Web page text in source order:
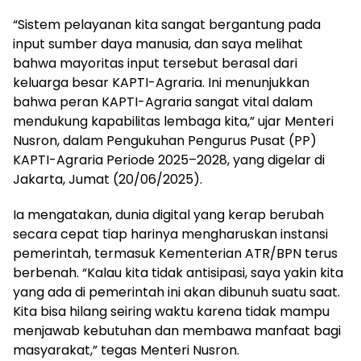
“Sistem pelayanan kita sangat bergantung pada
input sumber daya manusia, dan saya melihat
bahwa mayoritas input tersebut berasal dari
keluarga besar KAPTI-Agraria. Ini menunjukkan
bahwa peran KAPTI-Agraria sangat vital dalam
mendukung kapabilitas lembaga kita,” ujar Menteri
Nusron, dalam Pengukuhan Pengurus Pusat (PP)
KAPTI-Agraria Periode 2025–2028, yang digelar di
Jakarta, Jumat (20/06/2025).
Ia mengatakan, dunia digital yang kerap berubah
secara cepat tiap harinya mengharuskan instansi
pemerintah, termasuk Kementerian ATR/BPN terus
berbenah. “Kalau kita tidak antisipasi, saya yakin kita
yang ada di pemerintah ini akan dibunuh suatu saat.
Kita bisa hilang seiring waktu karena tidak mampu
menjawab kebutuhan dan membawa manfaat bagi
masyarakat,” tegas Menteri Nusron.